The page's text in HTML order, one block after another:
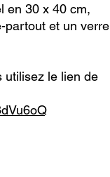
en 30 x 40 cm,
partout et un verre
utilisez le lien de